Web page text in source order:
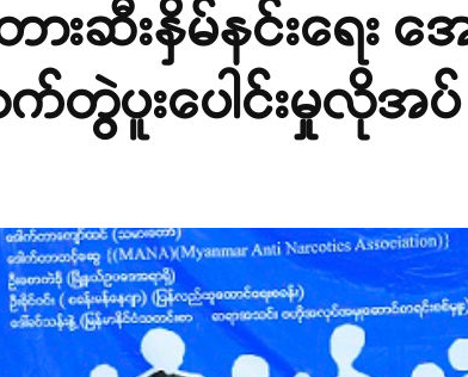
ားဆီးနှိမ်နင်းရေး
ပူးပေါင်းမှုလိုအပ်